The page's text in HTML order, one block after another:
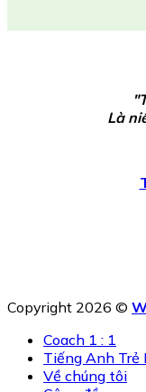
Là
Copyright 2026 ©
Coach 1 : 1
Tiếng Anh Trẻ
Về chúng tôi